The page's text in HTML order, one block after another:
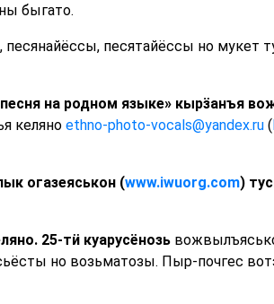
быгато.
песятайёссы но мукет
на родном языке» кырӟанъя
келяно ethno-photo-vocals@yandex.ru(
огазеяськон (www.iwuorg.com)
25-тӥ куарусёнозь
но возьматозы. Пыр-почгес